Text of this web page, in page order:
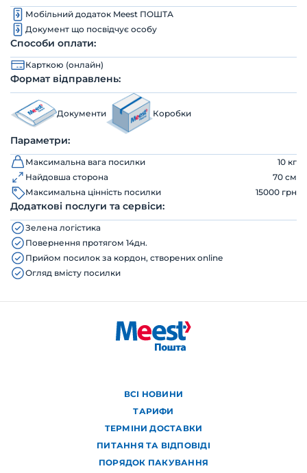
Мобільний додаток Meest ПОШТА
Документ що посвідчує особу
Способи оплати:
Карткою (онлайн)
Формат відправлень:
Документи Коробки
Параметри:
Максимальна вага посилки
10 кг
Найдовша сторона
70 см
Максимальна цінність посилки
15000 грн
Додаткові послуги та сервіси:
Зелена логістика
Повернення протягом 14дн.
Прийом посилок за кордон, створених online
Огляд вмісту посилки
ВСІ НОВИНИ
ТАРИФИ
ТЕРМІНИ ДОСТАВКИ
ПИТАННЯ ТА ВІДПОВІДІ
ПОРЯДОК ПАКУВАННЯ